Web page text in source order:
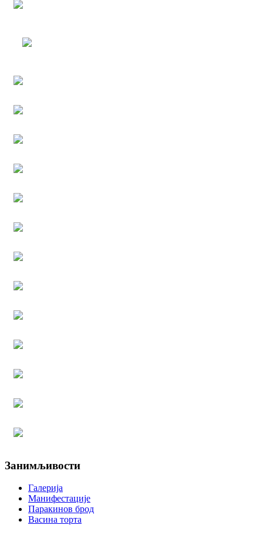
Занимљивости
Галерија
Манифестације
Паракинов брод
Васина торта